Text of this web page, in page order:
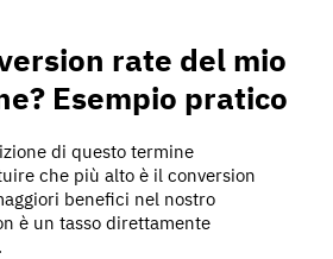
rate del mio
Esempio pratico
di questo termine
che più alto è il conversion
benefici nel nostro
è un tasso direttamente